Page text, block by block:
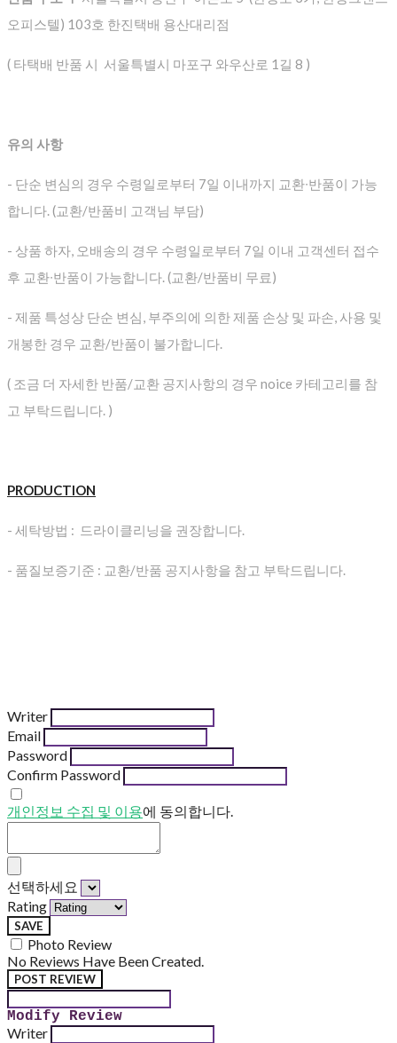
오피스텔) 103호 한진택배 용산대리점
( 타택배 반품 시 서울특별시 마포구 와우산로 1길 8 )
유의 사항
- 단순 변심의 경우 수령일로부터 7일 이내까지 교환∙반품이 가능
합니다. (교환/반품비 고객님 부담)
- 상품 하자, 오배송의 경우 수령일로부터 7일 이내 고객센터 접수
후 교환∙반품이 가능합니다. (교환/반품비 무료)
- 제품 특성상 단순 변심, 부주의에 의한 제품 손상 및 파손, 사용 및
개봉한 경우 교환/반품이 불가합니다.
( 조금 더 자세한 반품/교환 공지사항의 경우 noice 카테고리를 참
고 부탁드립니다. )
PRODUCTION
- 세탁방법 : 드라이클리닝을 권장합니다.
- 품질보증기준 : 교환/반품 공지사항을 참고 부탁드립니다.
Writer
Email
Password
Confirm Password
개인정보 수집 및 이용에 동의합니다.
선택하세요
Rating
SAVE
Photo Review
No Reviews Have Been Created.
POST REVIEW
Modify Review
Writer